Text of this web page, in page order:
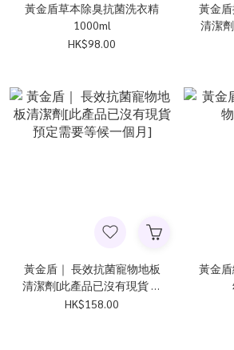
黃金盾草本除臭抗菌洗衣精
1000ml
HK$98.00
黃金
清潔
黃金盾｜ 長效抗菌寵物地板
清潔劑[此產品已沒有現貨 預
定需要等候一個月]
HK$158.00
黃金